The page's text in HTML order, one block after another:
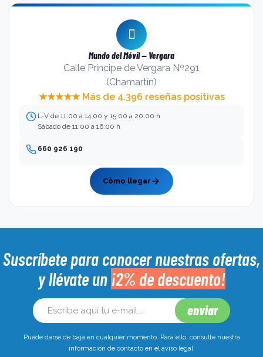
Mundo del Móvil — Vergara
Calle Príncipe de Vergara Nº291
(Chamartín)
★★★★★ Más de 4.396 reseñas positivas
L-V de 11:00 a 14:00 y 15:00 a 20:00 h
Sábado de 11:00 a 16:00 h
660 926 190
Cómo llegar
Suscríbete para conocer nuestras ofertas,
y llévate un ¡2% de descuento!
Puede darse de baja en cualquier momento. Para ello, consulte nuestra
información de contacto en el aviso legal.